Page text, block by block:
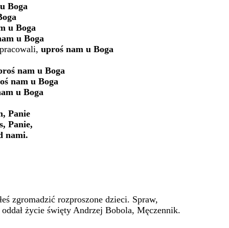
Boga
u Boga
u Boga
uproś nam u Boga
nam u Boga
nam u Boga
u Boga
Panie
Panie,
nami.
zgromadzić rozproszone dzieci. Spraw,
życie święty Andrzej Bobola, Męczennik.